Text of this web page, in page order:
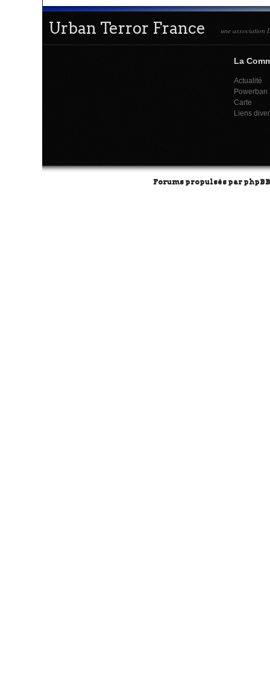
Urban Terror France une association
La
Actualité
Powerban
Carte
Liens
Forums propulsés par phpBB